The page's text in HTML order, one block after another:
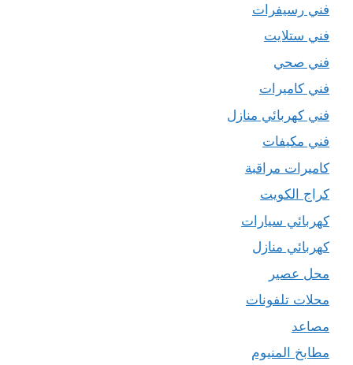
فني رسيفرات
فني ستلايت
فني صحي
فني كاميرات
فني كهربائي منازل
فني مكيفات
كاميرات مراقبة
كراج الكويت
كهربائي سيارات
كهربائي منازل
محل عصير
محلات تلفونات
مصاعد
مطابخ المنيوم